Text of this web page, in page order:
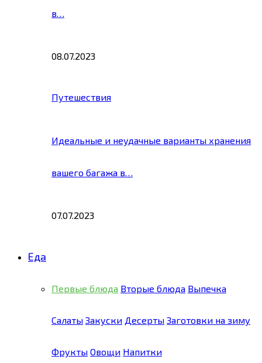
в…
08.07.2023
Путешествия
Идеальные и неудачные варианты хранения
вашего багажа в…
07.07.2023
Еда
Первые блюда Вторые блюда Выпечка
Салаты Закуски Десерты Заготовки на зиму
Фрукты Овощи Напитки